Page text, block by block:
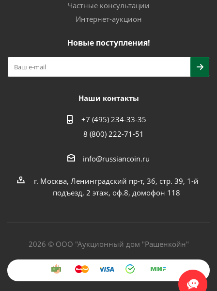
Частные консультации
Интернет-аукцион
Новые поступления!
Наши контакты
+7 (495) 234-33-35
8 (800) 222-71-51
info@russiancoin.ru
г. Москва, Ленинградский пр-т, 36, стр. 39, 1-й
подъезд, 2 этаж, оф.8, домофон 118
2026 © ООО "Аукционный дом "Рашенкойн"